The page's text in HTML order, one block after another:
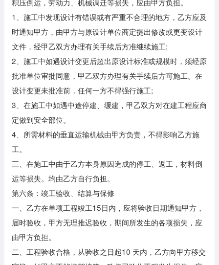
1、施工中发现设计有错误或有严重不合理的地方，乙方应及
时通知甲方，由甲方与原设计单位商定提出修改或更变设计
文件，经甲乙双方办理有关手续后方准继续施工;
2、施工中如遇设计变更后超出原设计标准或规模时，须经原
批准单位审批同意，甲乙双方办理有关手续后方可施工。在
设计变更未批准前，任何一方不得强行施工;
3、在施工中如遇中途停建、缓建，甲乙双方对在建工程应商
定做到安全部位。
4、所需材料的垂直运输机械由甲方负责，不得影响乙方施
工。
三、在施工中由于乙方本身原因造成的停工、返工，材料倒
运等损失。均由乙方自行负担。
第六条：竣工验收、结算与保修
一、乙方在单项工程竣工15日内，应将验收日期通知甲方，
届时验收，甲方无理推迟验收，期间所发生的各项损失，应
由甲方负担。
二、工程验收合格，从验收之日起10 天内，乙方向甲方移交